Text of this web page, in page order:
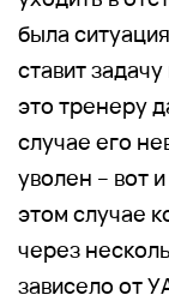
была
ставит
это тренеру
случае его
уволен – вот
этом случае
через
зависело от